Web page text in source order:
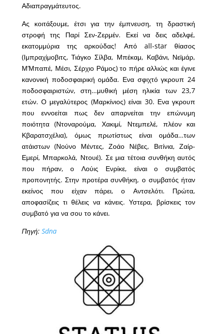
Αδιαπραγμάτευτος.
Ας κοιτάξουμε, έτσι για την έμπνευση, τη δραστική
στροφή της Παρί Σεν-Ζερμέν. Εκεί να δεις αδελφέ,
εκατομμύρια της αρκούδας! Από all-star θίασος
(Ιμπραχίμοβιτς, Τιάγκο Σίλβα, Μπέκαμ, Καβάνι, Νεϊμάρ,
Μ’Μπαπέ, Μέσι, Σέρχιο Ράμος) το πήρε αλλιώς και έγινε
κανονική ποδοσφαιρική ομάδα. Ενα σφιχτό γκρουπ 24
ποδοσφαιριστών, στη…μυθική μέση ηλικία των 23,7
ετών. Ο μεγαλύτερος (Μαρκίνιος) είναι 30. Ενα γκρουπ
που εννοείται πως δεν απαρνείται την επώνυμη
ποιότητα (Ντοναρούμα, Χακιμί, Ντεμπελέ, πλέον και
Κβαρατσχέλια), όμως πρωτίστως είναι ομάδα…των
ατάιστων (Νούνο Μέντες, Ζοάο Νέβες, Βιτίνια, Ζαίρ-
Εμερί, Μπαρκολά, Ντουέ). Σε μια τέτοια συνθήκη αυτός
που πήραν, ο Λούις Ενρίκε, είναι ο συμβατός
προπονητής. Στην προτέρα συνθήκη, ο συμβατός ήταν
εκείνος που είχαν πάρει, ο Αντσελότι. Πρώτα,
αποφασίζεις τι θέλεις να κάνεις. Υστερα, βρίσκεις τον
συμβατό για να σου το κάνει.
Πηγή: Sdna